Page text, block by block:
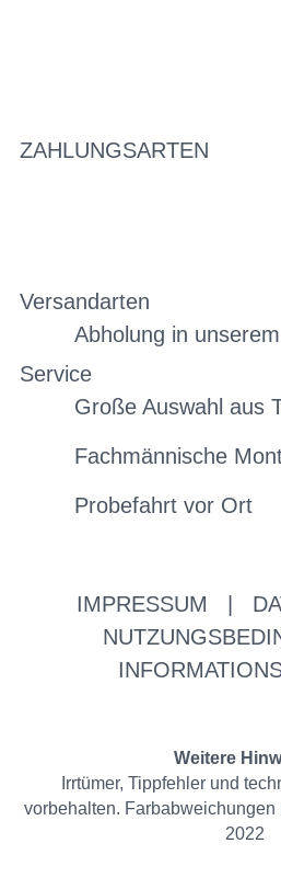
ZAHLUNGSARTEN
Versandarten
Abholung in
Service
Große Auswahl aus
Fachmännische
Probefahrt vor Ort
IMPRESSUM
Weitere
Irrtümer, Tippfehler und
vorbehalten. Farbabweichungen
2022